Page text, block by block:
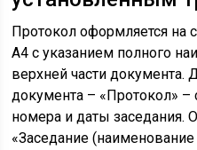
Протокол оформляется на
А4 с указанием полного
верхней части документа.
документа – «Протокол» –
номера и даты заседания.
«Заседание